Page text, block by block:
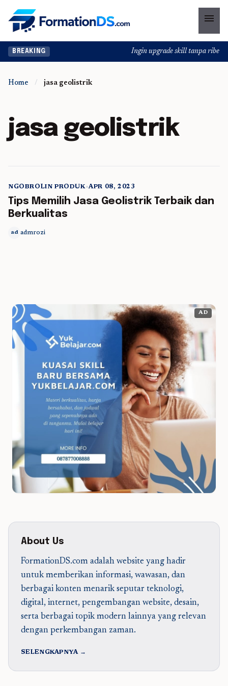
menu
BREAKING Ingin upgrade skill tanpa ribet?
Home / jasa geolistrik
jasa geolistrik
5 min read
NGOBROLIN PRODUK•APR 08, 2023
Tips Memilih Jasa Geolistrik Terbaik dan
Berkualitas
ad admrozi
AD
About Us
FormationDS.com adalah website yang hadir
untuk memberikan informasi, wawasan, dan
berbagai konten menarik seputar teknologi,
digital, internet, pengembangan website, desain,
serta berbagai topik modern lainnya yang relevan
dengan perkembangan zaman.
SELENGKAPNYA →